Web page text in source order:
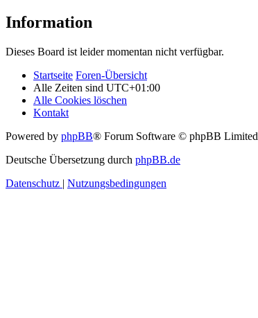
Information
Dieses Board ist leider momentan nicht verfügbar.
Startseite Foren-Übersicht
Alle Zeiten sind UTC+01:00
Alle Cookies löschen
Kontakt
Powered by phpBB® Forum Software © phpBB Limited
Deutsche Übersetzung durch phpBB.de
Datenschutz | Nutzungsbedingungen